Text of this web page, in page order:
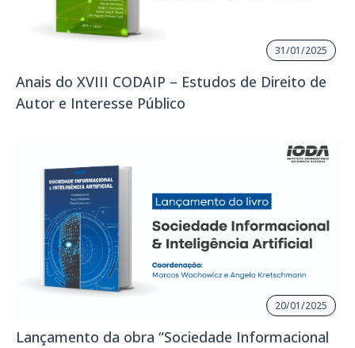
31/01/2025
Anais do XVIII CODAIP – Estudos de Direito de
Autor e Interesse Público
20/01/2025
Lançamento da obra “Sociedade Informacional